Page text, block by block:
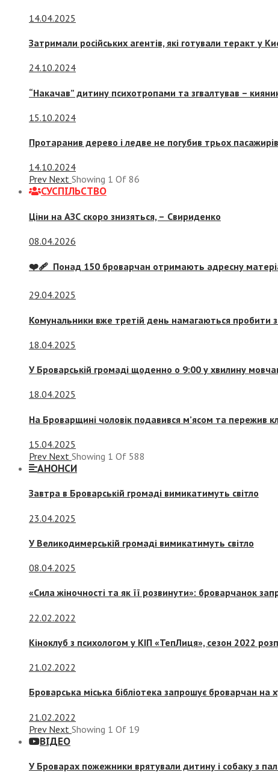
14.04.2025
Затримали російських агентів, які готували теракт у
24.10.2024
“Накачав” дитину психотропами та згвалтував –
15.10.2024
Протаранив дерево і ледве не погубив трьох пасажирів
14.10.2024
Prev Next Showing 1 Of 86
СУСПIЛЬСТВО
Ціни на АЗС скоро знизяться, – Свириденко
08.04.2026
❤️‍🩹 Понад 150 броварчан отримають адресну
29.04.2025
Комунальники вже третій день намагаються пробити
18.04.2025
У Броварській громаді щоденно о 9:00 у хвилину
18.04.2025
На Броварщині чоловік подавився м’ясом та пережив
15.04.2025
Prev Next Showing 1 Of 588
АНОНСИ
Завтра в Броварській громаді вимикатимуть світло
23.04.2025
У Великодимерській громаді вимикатимуть світло
08.04.2025
«Сила жіночності та як її розвинути»: броварчанок
22.02.2022
Кіноклуб з психологом у КІП «ТепЛиця», сезон 2022
21.02.2022
Броварська міська бібліотека запрошує броварчан
21.02.2022
Prev Next Showing 1 Of 19
ВІДЕО
У Броварах пожежники врятували дитину і собаку з